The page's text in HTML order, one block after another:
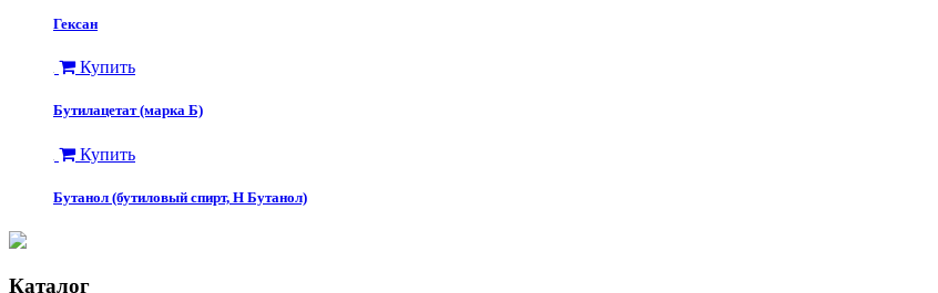
Гексан
Купить
Бутилацетат (марка Б)
Купить
Бутанол (бутиловый спирт, Н Бутанол)
Каталог